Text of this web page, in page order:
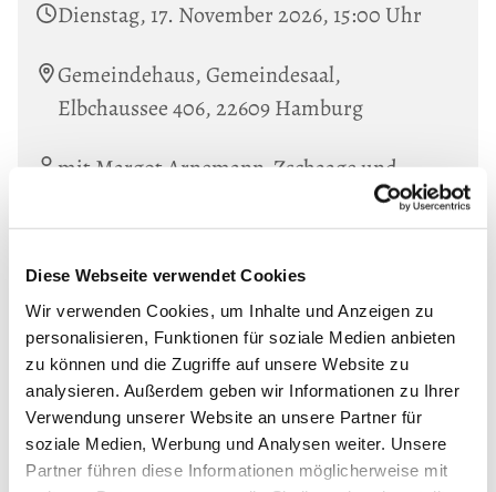
Diese Webseite verwendet Cookies
Wir verwenden Cookies, um Inhalte und Anzeigen zu
personalisieren, Funktionen für soziale Medien anbieten
zu können und die Zugriffe auf unsere Website zu
analysieren. Außerdem geben wir Informationen zu Ihrer
Verwendung unserer Website an unsere Partner für
soziale Medien, Werbung und Analysen weiter. Unsere
Partner führen diese Informationen möglicherweise mit
Dienstag, 17. November 2026, 15:00 Uhr
Gemeindehaus, Gemeindesaal,
Elbchaussee 406, 22609 Hamburg
mit Margot Arnemann-Zschaage und